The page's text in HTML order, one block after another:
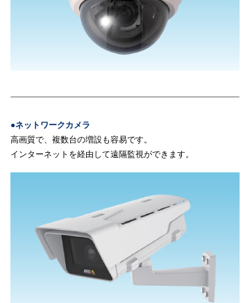
●ネットワークカメラ
高画質で、複数台の増設も容易です。
インターネットを経由して遠隔監視ができます。